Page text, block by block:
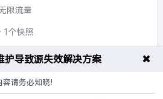
限流量
1个快照
量等
3小时
护导致源失效解决方案 ✖
请务必知晓！